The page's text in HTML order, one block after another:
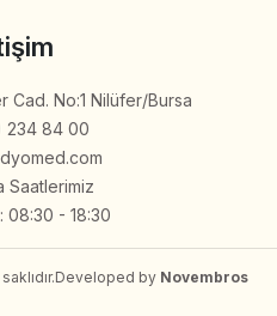
Cad. No:1 Nilüfer/Bursa
234 84 00
Saatlerimiz
08:30 - 18:30
Developed by Novembros